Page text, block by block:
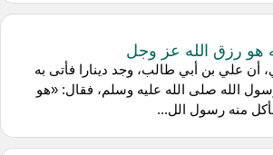
هو رزق الله عز وجل
أن علي بن أبي طالب، وجد دينارا فأتى به
الله صلى الله عليه وسلم، فقال: «هو
منه رسول الل...